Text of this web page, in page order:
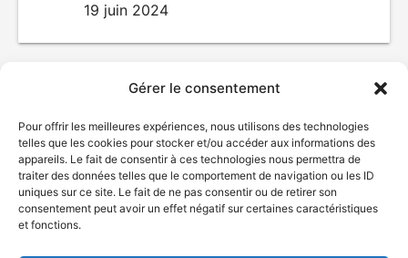
Gérer le consentement
Pour offrir les meilleures expériences, nous utilisons des technologies
telles que les cookies pour stocker et/ou accéder aux informations des
appareils. Le fait de consentir à ces technologies nous permettra de
traiter des données telles que le comportement de navigation ou les ID
uniques sur ce site. Le fait de ne pas consentir ou de retirer son
consentement peut avoir un effet négatif sur certaines caractéristiques
et fonctions.
19 juin 2024